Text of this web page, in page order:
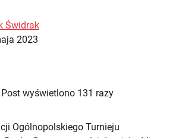
Świdrak
2023
Post wyświetlono 131 razy
Ogólnopolskiego Turnieju